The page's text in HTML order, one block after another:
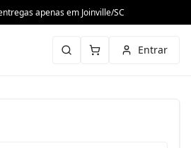
apenas em Joinville/SC
Entrar